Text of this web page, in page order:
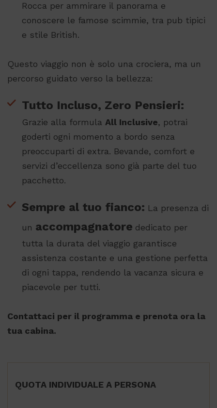
Rocca per ammirare il panorama e
conoscere le famose scimmie, tra pub tipici
e stile British.
Questo viaggio non è solo una crociera, ma un
percorso guidato verso la bellezza:
Tutto Incluso, Zero Pensieri:
Grazie alla formula All Inclusive, potrai
goderti ogni momento a bordo senza
preoccuparti di extra. Bevande, comfort e
servizi d’eccellenza sono già parte del tuo
pacchetto.
Sempre al tuo fianco: La presenza di
un accompagnatore dedicato per
tutta la durata del viaggio garantisce
assistenza costante e una gestione perfetta
di ogni tappa, rendendo la vacanza sicura e
piacevole per tutti.
Contattaci per il programma e prenota ora la
tua cabina.
QUOTA INDIVIDUALE A PERSONA